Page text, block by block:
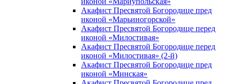
Акафист Пресвятой Богородице пред
иконой «Марьиногорской»
Акафист Пресвятой Богородице перед
иконой «Милостивая»
Акафист Пресвятой Богородице перед
иконой «Милостивая» (2-й)
Акафист Пресвятой Богородице пред
иконой «Минская»